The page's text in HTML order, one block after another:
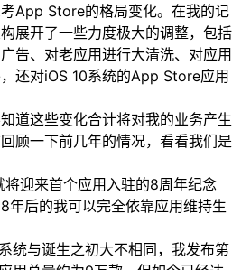
Store的格局变化。在我的记
展开了一些力度极大的调整，包括
告、对老应用进行大清洗、对应用
还对iOS 10系统的App Store应用
这些变化合计将对我的业务产生
顾一下前几年的情况，看看我们是
迎来首个应用入驻的8周年纪念
年后的我可以完全依靠应用维持生
与诞生之初大不相同，我发布第